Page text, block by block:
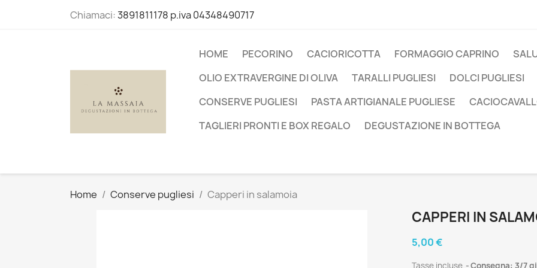
Chiamaci:3891811178 p.iva 04348490717
HOME PECORINO CACIORICOTTA FORMAGGIO CAPRINO
OLIO EXTRAVERGINE DI OLIVA
TARALLI PUGLIESI
DOLCI PUGLIESI
CONSERVE PUGLIESI
PASTA ARTIGIANALE PUGLIESE
TAGLIERI PRONTI E BOX REGALO
DEGUSTAZIONE IN BOTTEGA
Home Conserve pugliesi Capperi in salamoia
CAPPERI IN
5,00 €
Tasse incluse Consegna: 3/7